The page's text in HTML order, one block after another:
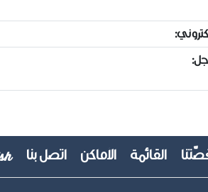
القائمة الأماكن اتصل بنا